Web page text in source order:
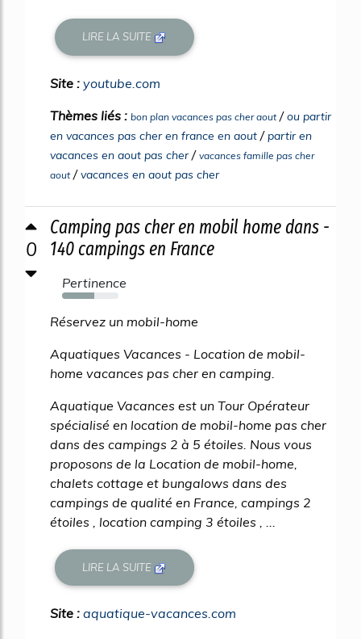
LIRE LA SUITE
Site : youtube.com
Thèmes liés : bon plan vacances pas cher aout/ou partir
en vacances pas cher en france en aout / partir en
vacances en aout pas cher/ vacances famille pas cher
aout/vacances en aout pas cher
0
Camping pas cher en mobil home dans -
140 campings en France
Pertinence
57%
Réservez un mobil-home
Aquatiques Vacances - Location de mobil-
home vacances pas cher en camping.
Aquatique Vacances est un Tour Opérateur
spécialisé en location de mobil-home pas cher
dans des campings 2 à 5 étoiles. Nous vous
proposons de la Location de mobil-home,
chalets cottage et bungalows dans des
campings de qualité en France, campings 2
étoiles , location camping 3 étoiles , ...
LIRE LA SUITE
Site : aquatique-vacances.com